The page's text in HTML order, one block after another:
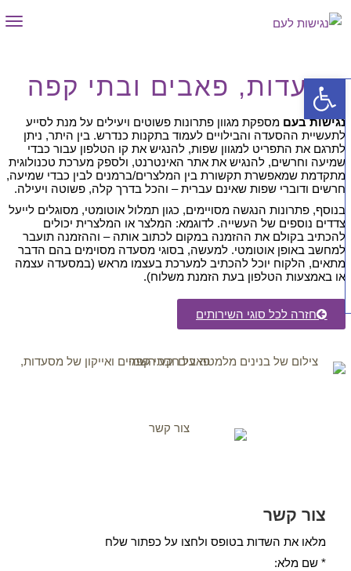
פתח סרגל נגישות פאבים ובתי קפה
בעםמספקת מגוון פתרונות פשוטים ויעילים על מנת לסייע
ההסעדה והבילויים לעמוד בתקנות כנדרש. בין היתר, ניתן
את התפריט למגוון שפות, להנגיש את קו הטלפון עבור כבדי
וחרשים, להנגיש את אתר האינטרנט, ולספק מערכת טכנולוגית
שמאפשרת תקשורת בין המלצרים/ברמנים לבין כבדי שמיעה,
ודוברי שפות שאינם עברית – והכל בדרך קלה, פשוטה ויעילה.
פתרונות הנגשה מסויימים, כגון תמלול אוטומטי, מסוגלים לייעל
נוספים של העשייה. לדוגמא: המלצר או המלצרית יכולים
בקולם את ההזמנה במקום לכתוב אותה – וההזמנה תועבר
באופן אוטומטי. למעשה, בסוגי מסעדה מסוימים בהם הדבר
הלקוח יוכל להכתיב למערכת בעצמו מראש (במסעדה עצמה
באמצעות הטלפון בעת הזמנת משלוח).
חזרה לכל סוגי השירותים
צור קשר
מלאו את השדות בטופס ולחצו על כפתור שלח
* שם מלא: